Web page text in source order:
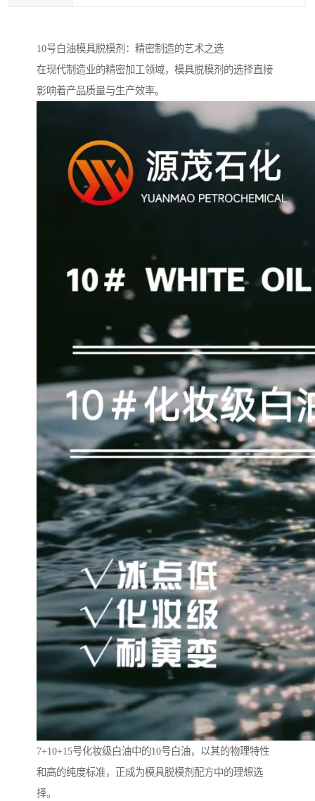
10号白油模具脱模剂：精密制造的艺术之选
在现代制造业的精密加工领域，模具脱模剂的选择直接
影响着产品质量与生产效率。
7+10+15号化妆级白油中的10号白油，以其的物理特性
和高的纯度标准，正成为模具脱模剂配方中的理想选
择。